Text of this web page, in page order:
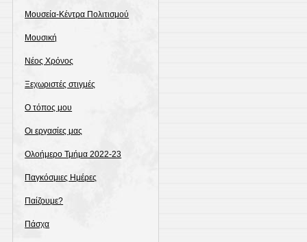
Μουσεία-Κέντρα Πολιτισμού
Μουσική
Νέος Χρόνος
Ξεχωριστές στιγμές
Ο τόπος μου
Οι εργασίες μας
Ολοήμερο Τμήμα 2022-23
Παγκόσμιες Ημέρες
Παίζουμε?
Πάσχα